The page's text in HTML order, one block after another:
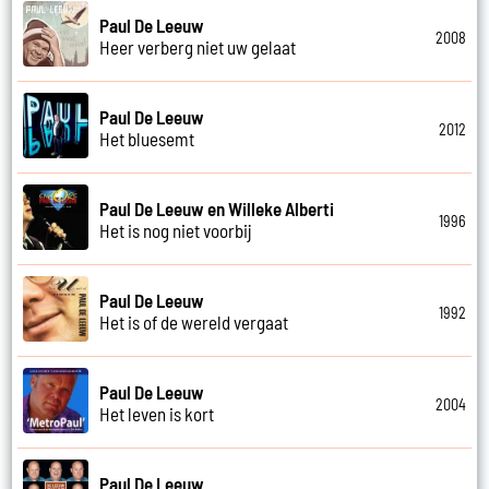
Paul De Leeuw
Heer verberg niet uw gelaat
2008
Paul De Leeuw
Het bluesemt
2012
Paul De Leeuw en Willeke Alberti
Het is nog niet voorbij
1996
Paul De Leeuw
Het is of de wereld vergaat
1992
Paul De Leeuw
Het leven is kort
2004
Paul De Leeuw